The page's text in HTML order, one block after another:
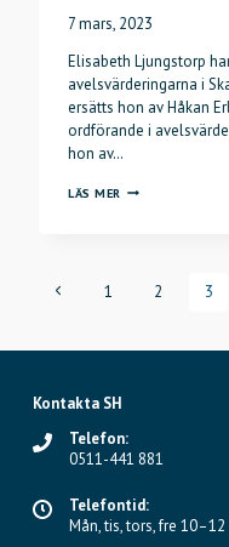
7 mars, 2023
Elisabeth Ljungstorp
avelsvärderingarna i
ersätts hon av Håkan
ordförande i
hon av…
LÄS MER DOMARÄNDRING
Page
navigation
Föregående
1 2 3
Kontakta SH
Telefon:
0511-441 881
Telefontid:
Mån, tis, tors, fre 10–12